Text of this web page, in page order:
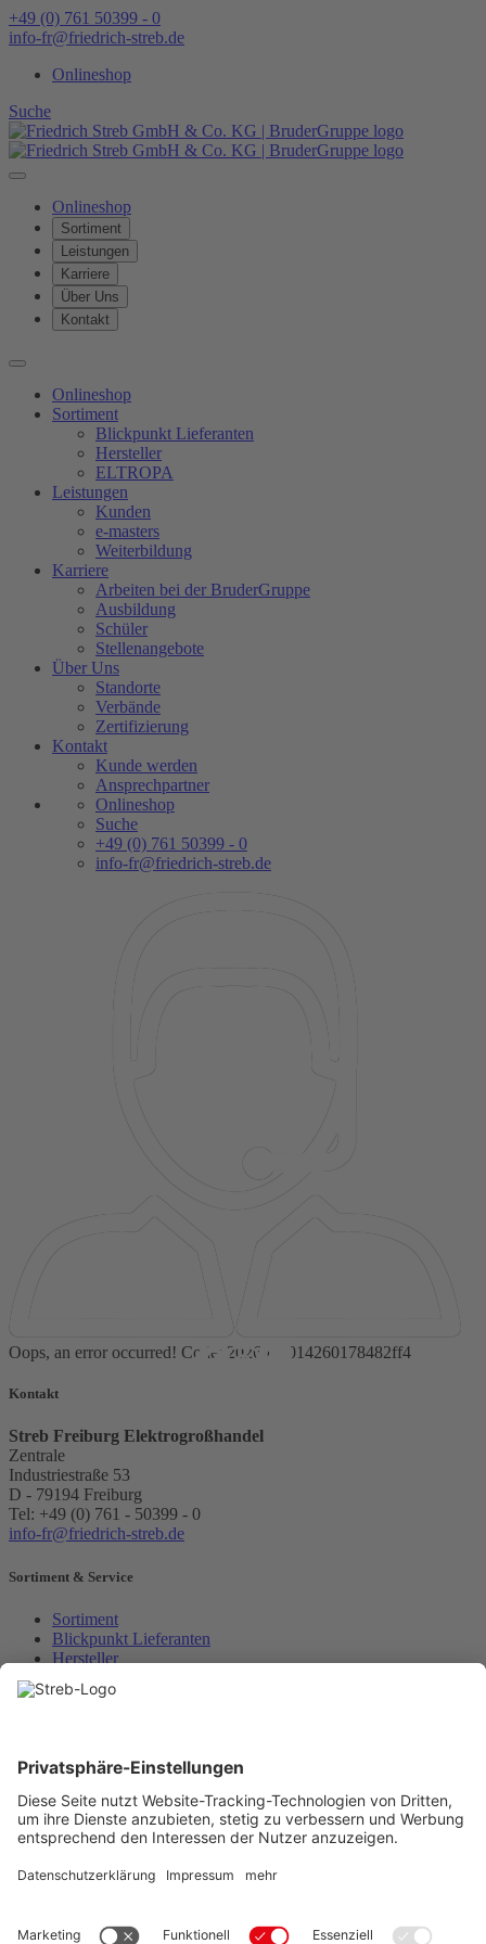
+49 (0) 761 50399 - 0
info-fr@friedrich-streb.de
Onlineshop
Suche
Onlineshop
Sortiment
Leistungen
Karriere
Über Uns
Kontakt
Onlineshop
Sortiment
Blickpunkt Lieferanten
Hersteller
ELTROPA
Leistungen
Kunden
e-masters
Weiterbildung
Karriere
Arbeiten bei der BruderGruppe
Ausbildung
Schüler
Stellenangebote
Über Uns
Standorte
Verbände
Zertifizierung
Kontakt
Kunde werden
Ansprechpartner
Onlineshop
Suche
+49 (0) 761 50399 - 0
info-fr@friedrich-streb.de
Oops, an error occurred! Code: 2026081014260178482ff4
Kontakt
Streb Freiburg Elektrogroßhandel
Zentrale
Industriestraße 53
D - 79194 Freiburg
Tel: +49 (0) 761 - 50399 - 0
info-fr@friedrich-streb.de
Sortiment & Service
Sortiment
Blickpunkt Lieferanten
Hersteller
Leistungen
Kunden
e-masters
Schulungen & eAcademy
Standorte